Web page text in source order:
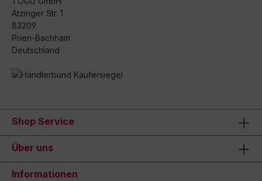
Atzinger Str. 1
83209
Prien-Bachham
Deutschland
Shop Service
Über uns
Informationen